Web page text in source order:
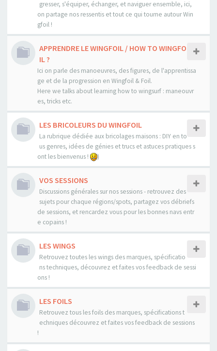
gresser, s'équiper, échanger, et naviguer ensemble, ici,
on partage nos ressentis et tout ce qui tourne autour Win
gfoil !
APPRENDRE LE WINGFOIL / HOW TO WINGFO
IL ?
Ici on parle des manoeuvres, des figures, de l'apprentissa
ge et de la progression en Wingfoil & Foil.
Here we talks about learning how to wingsurf : maneouvr
es, tricks etc.
LES BRICOLEURS DU WINGFOIL
La rubrique dédiée aux bricolages maisons : DIY en to
us genres, idées de génies et trucs et astuces pratiques s
ont les bienvenus !
)
VOS SESSIONS
Discussions générales sur nos sessions - retrouvez des
sujets pour chaque régions/spots, partagez vos débriefs
de sessions, et rencardez vous pour les bonnes navs entr
e copains !
LES WINGS
Retrouvez toutes les wings des marques, spécificatio
ns techniques, découvrez et faites vos feedback de sessi
ons !
LES FOILS
Retrouvez tous les foils des marques, spécifications t
echniques découvrez et faites vos feedback de sessions
!